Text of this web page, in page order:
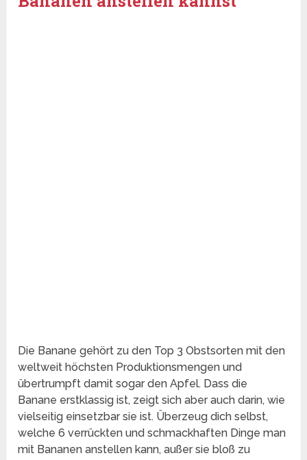
Die Banane gehört zu den Top 3 Obstsorten mit den
weltweit höchsten Produktionsmengen und
übertrumpft damit sogar den Apfel. Dass die
Banane erstklassig ist, zeigt sich aber auch darin, wie
vielseitig einsetzbar sie ist. Überzeug dich selbst,
welche 6 verrückten und schmackhaften Dinge man
mit Bananen anstellen kann, außer sie bloß zu